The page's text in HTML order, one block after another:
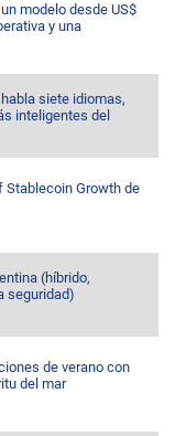
modelo desde US$
y una
siete idiomas,
inteligentes del
Stablecoin Growth de
(híbrido,
seguridad)
de verano con
del mar